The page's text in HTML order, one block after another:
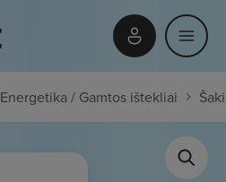
Energetika / Gamtos ištekliai